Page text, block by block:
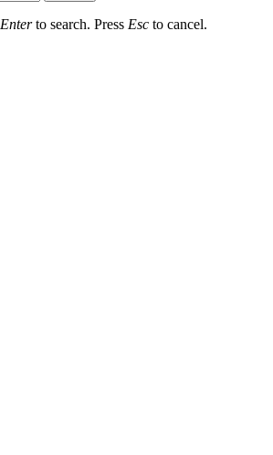
Enterto search. Press Esc to cancel.